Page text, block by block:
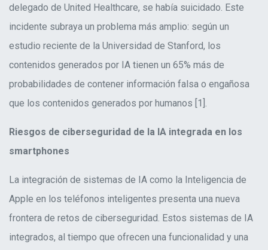
delegado de United Healthcare, se había suicidado. Este
incidente subraya un problema más amplio: según un
estudio reciente de la Universidad de Stanford, los
contenidos generados por IA tienen un 65% más de
probabilidades de contener información falsa o engañosa
que los contenidos generados por humanos [1] .
Riesgos de ciberseguridad de la IA integrada en los
smartphones
La integración de sistemas de IA como la Inteligencia de
Apple en los teléfonos inteligentes presenta una nueva
frontera de retos de ciberseguridad. Estos sistemas de IA
integrados, al tiempo que ofrecen una funcionalidad y una